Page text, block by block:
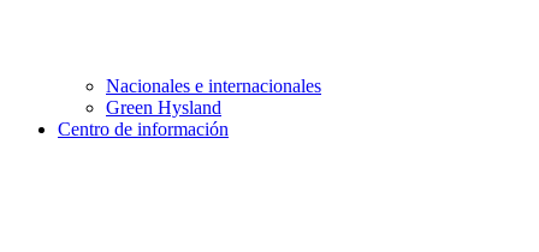
Nacionales e internacionales
Green Hysland
Centro de información